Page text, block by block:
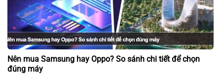
Nên mua Samsung hay Oppo? So sánh chi tiết để chọn
đúng máy